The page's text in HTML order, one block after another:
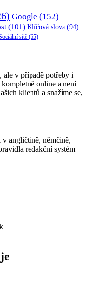
Google (152)
(101) Klíčová slova (94)
sítě (65)
ale v případě potřeby i
online a není
klientů a snažíme se,
angličtině, němčině,
redakční systém